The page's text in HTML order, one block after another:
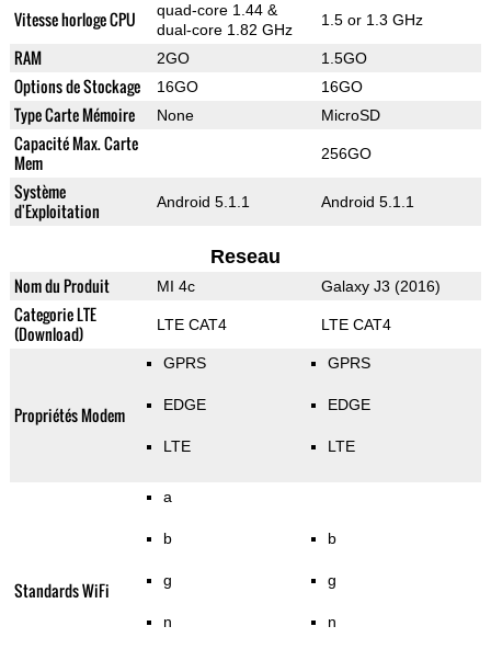
Vitesse horloge CPU
quad-core 1.44 &
dual-core 1.82 GHz
1.5 or 1.3 GHz
RAM 2GO 1.5GO
Options de Stockage 16GO 16GO
Type Carte Mémoire None MicroSD
Capacité Max. Carte
Mem
256GO
Système
d'Exploitation
Android 5.1.1 Android 5.1.1
Reseau
Nom du Produit MI 4c Galaxy J3 (2016)
Categorie LTE
(Download)
LTE CAT4 LTE CAT4
Propriétés Modem
GPRS
EDGE
LTE
GPRS
EDGE
LTE
Standards WiFi
a
b
g
n
b
g
n